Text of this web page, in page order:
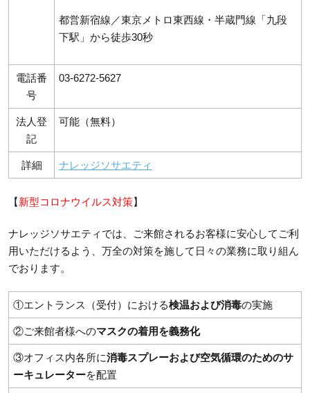
都営新宿線／東京メトロ東西線・半蔵門線「九段
下駅」から徒歩30秒
電話番
号
03-6272-5627
法人登
記
可能（無料）
詳細 ナレッジソサエティ
【新型コロナウイルス対策】
ナレッジソサエティでは、ご来館されるお客様に安心してご利
用いただけるよう、万全の対策を施して日々の業務に取り組ん
でおります。
①エントランス（受付）における検温および消毒の実施
②ご来館者様へのマスクの着用を義務化
③オフィス内各所に消毒スプレーおよび空気循環のためのサ
ーキュレーターを配置